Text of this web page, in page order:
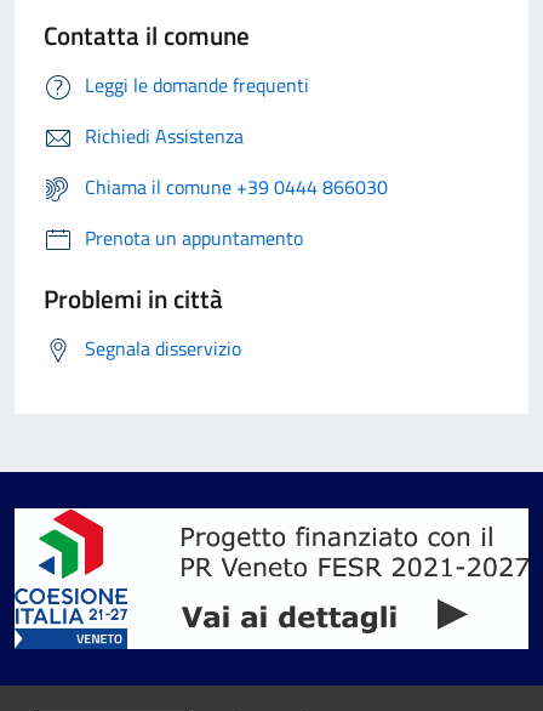
Contatta il comune
Leggi le domande frequenti
Richiedi Assistenza
Chiama il comune +39 0444 866030
Prenota un appuntamento
Problemi in città
Segnala disservizio